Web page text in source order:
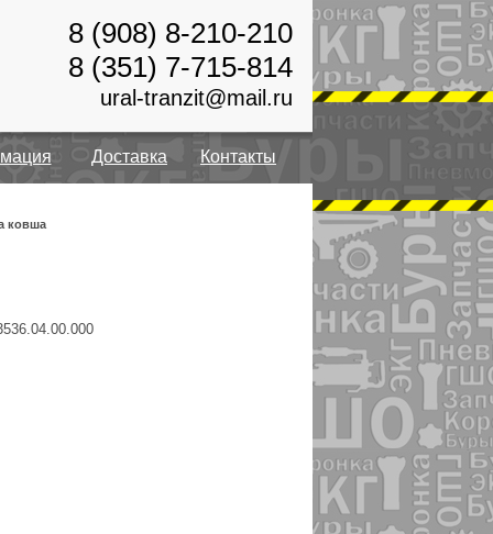
8 (908) 8-210-210
8 (351) 7-715-814
ural-tranzit@mail.ru
Доставка Контакты
ковша